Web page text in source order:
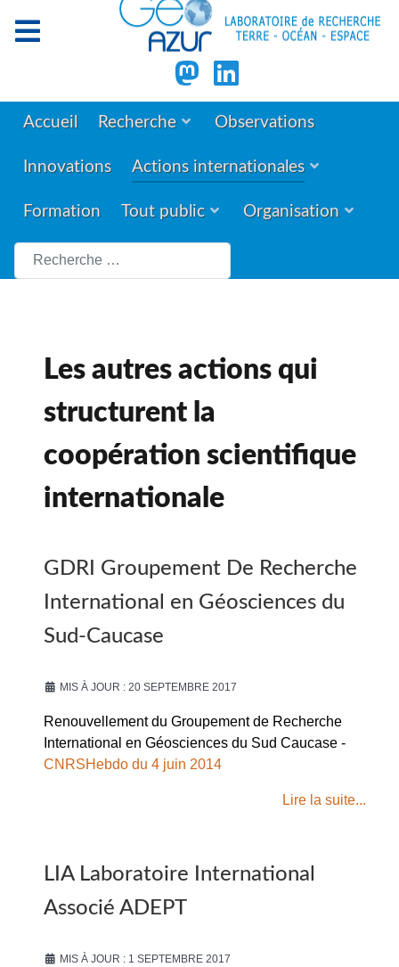
Accueil Recherche Observations
Innovations Actions internationales
Formation Tout public Organisation
Rechercher
Les autres actions qui
structurent la
coopération scientifique
internationale
GDRI Groupement De Recherche
International en Géosciences du
Sud-Caucase
MIS À JOUR : 20 SEPTEMBRE 2017
Renouvellement du Groupement de Recherche
International en Géosciences du Sud Caucase -
CNRSHebdo du 4 juin 2014
Lire la suite...
LIA Laboratoire International
Associé ADEPT
MIS À JOUR : 1 SEPTEMBRE 2017